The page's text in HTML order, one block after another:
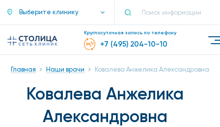
Выберите клинику
Круглосуточная запись по телефону
+7 (495) 204-10-10
Главная Наши врачи Ковалева Анжелика Александровна
Ковалева Анжелика
Александровна